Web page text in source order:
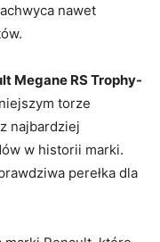
nawet
Megane RS Trophy-
torze
najbardziej
w historii marki.
perełka dla